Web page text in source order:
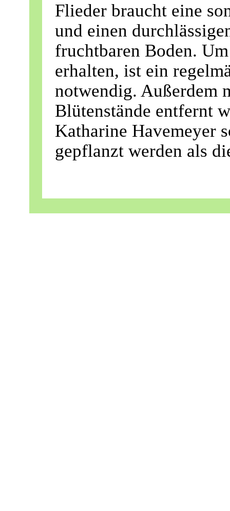
Flieder braucht eine
und einen
fruchtbaren Boden.
erhalten, ist ein
notwendig. Außerdem
Blütenstände entfernt
Katharine Havemeyer
gepflanzt werden als